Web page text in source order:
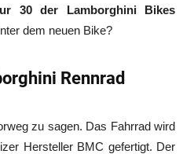
30 der Lamborghini Bikes
dem neuen Bike?
Rennrad
zu sagen. Das Fahrrad wird
Hersteller BMC gefertigt. Der